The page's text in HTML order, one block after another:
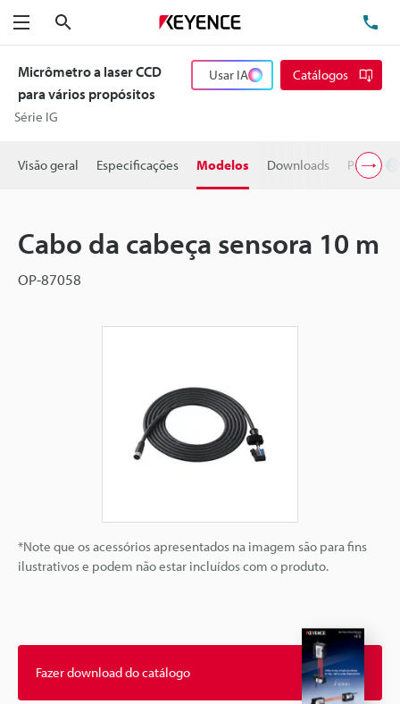
Menu
Micrômetro a laser CCD
para vários propósitos
Série IG
Usar IA Catálogos
Visão geral Especificações Modelos Downloads Preço
Cabo da cabeça sensora 10 m
OP-87058
*Note que os acessórios apresentados na imagem são para fins
ilustrativos e podem não estar incluídos com o produto.
Fazer download do catálogo